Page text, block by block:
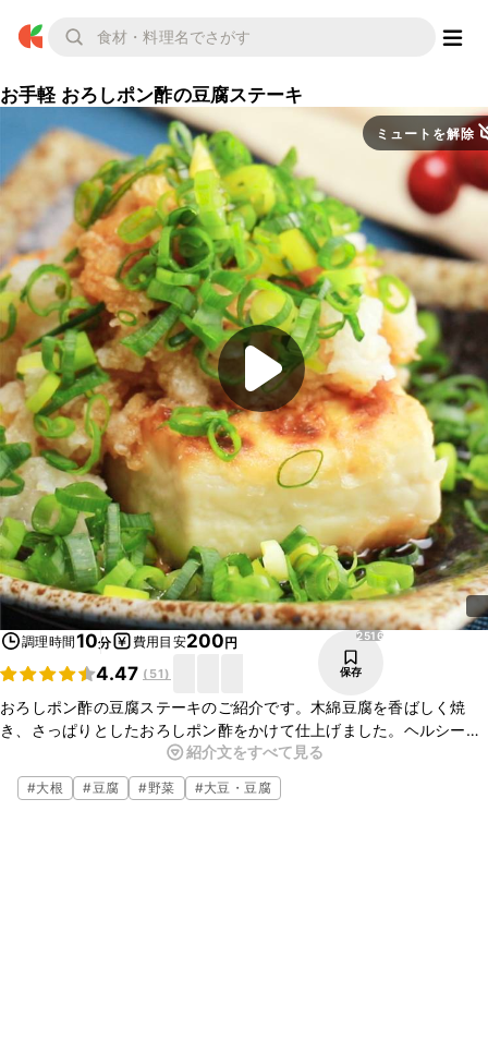
お手軽 おろしポン酢の豆腐ステーキ
ミュートを解除
調理時間10分 費用目安200円
4.47 ( 51)
2516
保存
おろしポン酢の豆腐ステーキのご紹介です。木綿豆腐を香ばしく焼
き、さっぱりとしたおろしポン酢をかけて仕上げました。ヘルシーで
すが、食べごたえがあり、オススメの一品です。お好みで、刻みのり
やすりおろし生姜、一味唐辛子をトッピングしてもおいしいですよ。
ぜひお試しください。
紹介文をすべて見る
#大根 #豆腐 #野菜 #大豆・豆腐